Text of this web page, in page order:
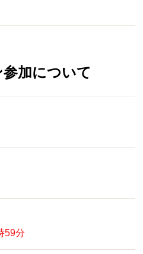
加について
59分